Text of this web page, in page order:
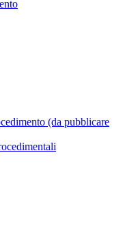
(da pubblicare